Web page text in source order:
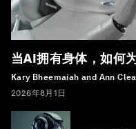
当AI拥有身体，如何
Kary Bheemaiah and Ann
2026年8月1日